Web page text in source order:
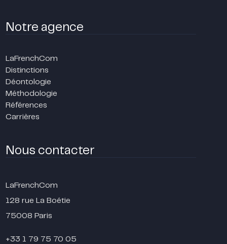
Notre agence
LaFrenchCom
Distinctions
Déontologie
Méthodologie
Références
Carrières
Nous contacter
LaFrenchCom
128 rue La Boétie
75008 Paris
+33 1 79 75 70 05